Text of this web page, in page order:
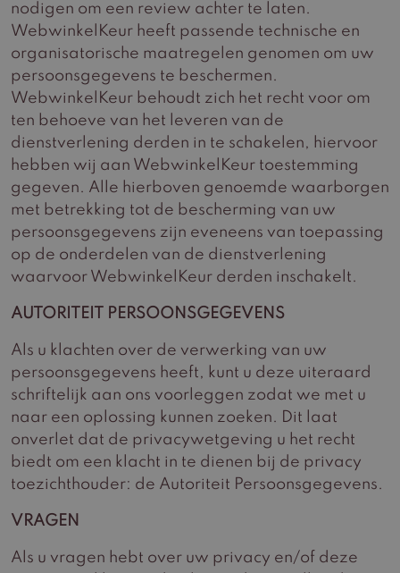
nodigen om een review achter te laten.
WebwinkelKeur heeft passende technische en
organisatorische maatregelen genomen om uw
persoonsgegevens te beschermen.
WebwinkelKeur behoudt zich het recht voor om
ten behoeve van het leveren van de
dienstverlening derden in te schakelen, hiervoor
hebben wij aan WebwinkelKeur toestemming
gegeven. Alle hierboven genoemde waarborgen
met betrekking tot de bescherming van uw
persoonsgegevens zijn eveneens van toepassing
op de onderdelen van de dienstverlening
waarvoor WebwinkelKeur derden inschakelt.
AUTORITEIT PERSOONSGEGEVENS
Als u klachten over de verwerking van uw
persoonsgegevens heeft, kunt u deze uiteraard
schriftelijk aan ons voorleggen zodat we met u
naar een oplossing kunnen zoeken. Dit laat
onverlet dat de privacywetgeving u het recht
biedt om een klacht in te dienen bij de privacy
toezichthouder: de Autoriteit Persoonsgegevens.
VRAGEN
Als u vragen hebt over uw privacy en/of deze